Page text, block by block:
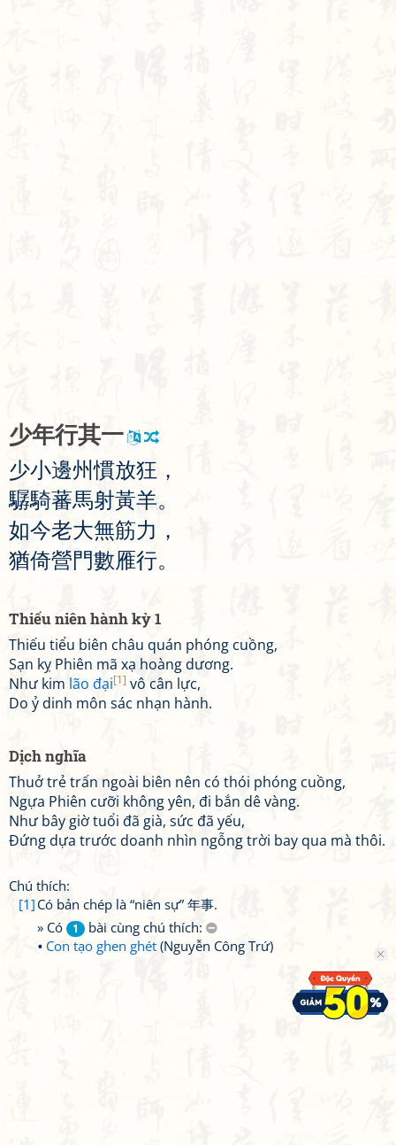
少年行其一
少小邊州慣放狂 ，
驏騎蕃馬射黃羊。
如今老大無筋力 ，
猶倚營門數雁行。
Thiếu niên hành kỳ 1
Thiếu tiểu biên châu quán phóng cuồng,
Sạn kỵ Phiên mã xạ hoàng dương.
Như kim lão đại[1] vô cân lực,
Do ỷ dinh môn sác nhạn hành.
Dịch nghĩa
Thuở trẻ trấn ngoài biên nên có thói phóng cuồng,
Ngựa Phiên cưỡi không yên, đi bắn dê vàng.
Như bây giờ tuổi đã già, sức đã yếu,
Đứng dựa trước doanh nhìn ngỗng trời bay qua mà thôi.
Chú thích:
[1] Có bản chép là “niên sự” 年事.
» Có
1
bài cùng chú thích:
Con tạo ghen ghét (Nguyễn Công Trứ)